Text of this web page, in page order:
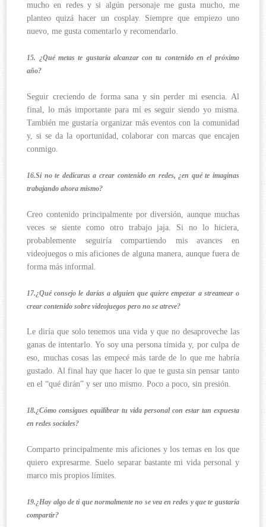
mucho en redes y si algún personaje me gusta mucho, me
planteo quizá hacer un cosplay. Siempre que empiezo uno
nuevo, me gusta comentarlo y recomendarlo.
15. ¿Qué metas te gustaría alcanzar con tu contenido en el próximo
año?
Seguir creciendo de forma sana y sin perder mi esencia. Al
final, lo más importante para mí es seguir siendo yo misma.
También me gustaría organizar más eventos con la comunidad
y, si se da la oportunidad, colaborar con marcas que encajen
conmigo.
16.Si no te dedicaras a crear contenido en redes, ¿en qué te imaginas
trabajando ahora mismo?
Creo contenido principalmente por diversión, aunque muchas
veces se siente como otro trabajo jaja. Si no lo hiciera,
probablemente seguiría compartiendo mis avances en
videojuegos o mis aficiones de alguna manera, aunque fuera de
forma más informal.
17.¿Qué consejo le darías a alguien que quiere empezar a streamear o
crear contenido sobre videojuegos pero no se atreve?
Le diría que solo tenemos una vida y que no desaproveche las
ganas de intentarlo. Yo soy una persona tímida y, por culpa de
eso, muchas cosas las empecé más tarde de lo que me habría
gustado. Al final hay que hacer lo que te gusta sin pensar tanto
en el “qué dirán” y ser uno mismo. Poco a poco, sin presión.
18.¿Cómo consigues equilibrar tu vida personal con estar tan expuesta
en redes sociales?
Comparto principalmente mis aficiones y los temas en los que
quiero expresarme. Suelo separar bastante mi vida personal y
marco mis propios límites.
19.¿Hay algo de ti que normalmente no se vea en redes y que te gustaría
compartir?